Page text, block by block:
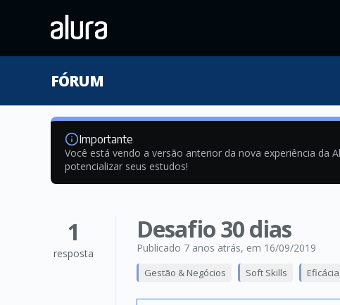
FÓRUM
Importante
Você está vendo a versão anterior da nova experiência da
potencializar seus estudos!
1
resposta
Desafio 30 dias
Publicado 7 anos atrás, em 16/09/2019
Gestão & Negócios Soft Skills